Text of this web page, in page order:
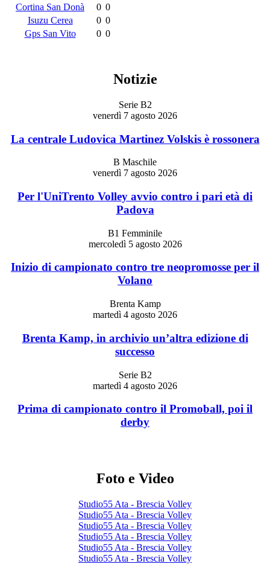
Cortina San Donà
0 0
Isuzu Cerea
0 0
Gps San Vito
0 0
Notizie
Serie B2
venerdì 7 agosto 2026
La centrale Ludovica Martinez Volskis è rossonera
B Maschile
venerdì 7 agosto 2026
Per l'UniTrento Volley avvio contro i pari età di
Padova
B1 Femminile
mercoledì 5 agosto 2026
Inizio di campionato contro tre neopromosse per il
Volano
Brenta Kamp
martedì 4 agosto 2026
Brenta Kamp, in archivio un’altra edizione di
successo
Serie B2
martedì 4 agosto 2026
Prima di campionato contro il Promoball, poi il
derby
Foto e Video
Studio55 Ata - Brescia Volley
Studio55 Ata - Brescia Volley
Studio55 Ata - Brescia Volley
Studio55 Ata - Brescia Volley
Studio55 Ata - Brescia Volley
Studio55 Ata - Brescia Volley